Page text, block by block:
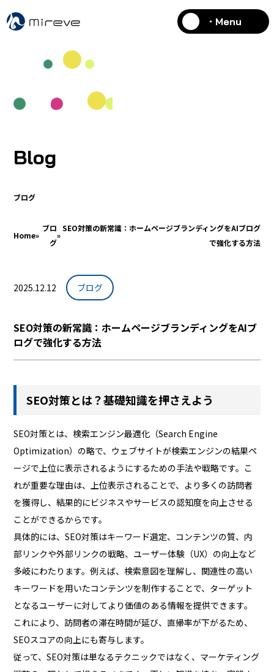
・Menu
Blog
ブログ
Home»
ブロ
グ
»
SEO対策の新常識：ホームページブランディングをAIブログ
で強化する方法
2025.12.12 ブログ
SEO対策の新常識：ホームページブランディングをAIブ
ログで強化する方法
SEO対策とは？基礎知識を押さえよう
SEO対策とは、検索エンジン最適化（Search Engine
Optimization）の略で、ウェブサイトが検索エンジンの結果ペ
ージで上位に表示されるようにするための手法や戦略です。こ
れが重要な理由は、上位表示されることで、より多くの訪問者
を獲得し、結果的にビジネスやサービスの認知度を向上させる
ことができるからです。
具体的には、SEO対策はキーワード選定、コンテンツの質、内
部リンクや外部リンクの戦略、ユーザー体験（UX）の向上など
多岐にわたります。例えば、検索意図を理解し、関連性の高い
キーワードを用いたコンテンツを制作することで、ターゲット
となるユーザーに対してより価値のある情報を提供できます。
これにより、訪問者の滞在時間が延び、直帰率が下がるため、
SEOスコアの向上にも寄与します。
従って、SEO対策は単なるテクニックではなく、マーケティング